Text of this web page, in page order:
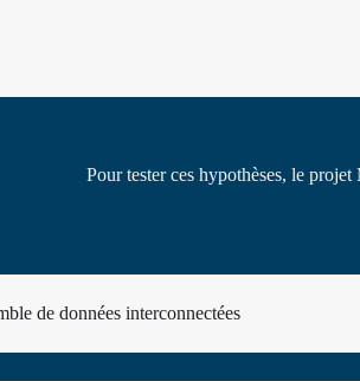
Pour tester ces hypothèses, le
de données interconnectées